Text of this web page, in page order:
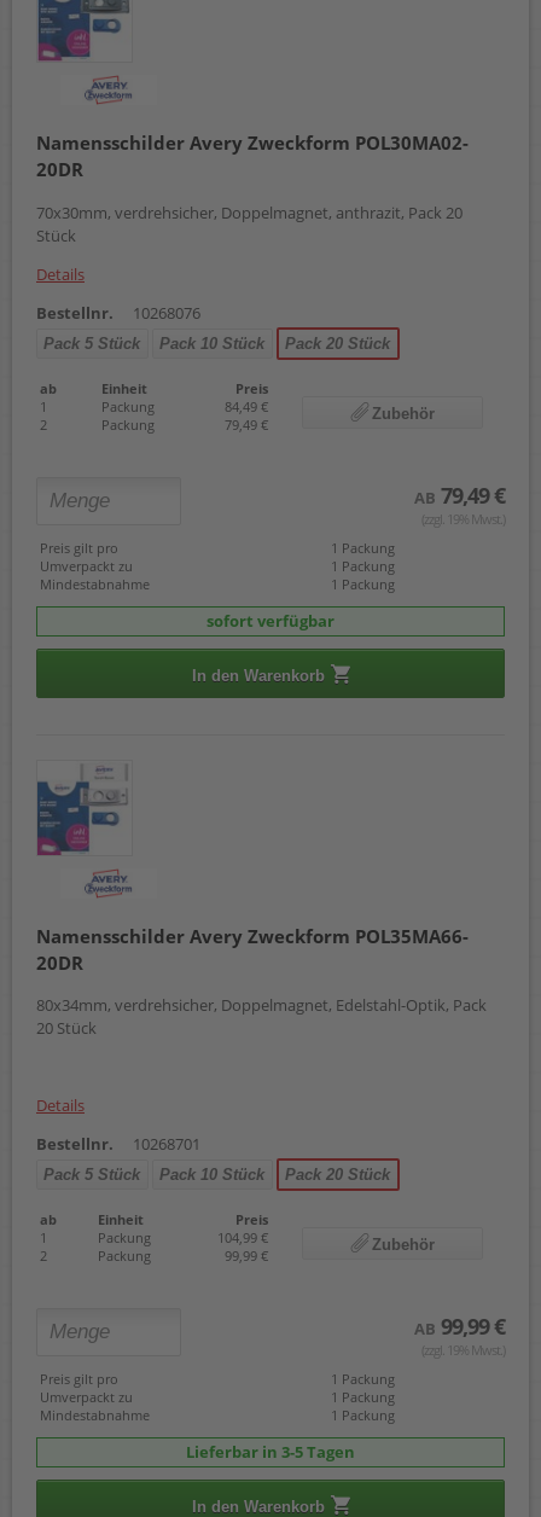
Namensschilder Avery Zweckform POL30MA02-
20DR
70x30mm, verdrehsicher, Doppelmagnet, anthrazit, Pack 20
Stück
Details
Bestellnr.
10268076
Pack 5 Stück Pack 10 Stück Pack 20 Stück
ab Einheit
Preis
1
Packung
84,49 €
2
Packung 79,49 €
Zubehör
AB 79,49 €
(zzgl. 19% Mwst.)
Preis gilt pro
1 Packung
Umverpackt zu
1 Packung
Mindestabnahme
1 Packung
sofort verfügbar
In den Warenkorb
Namensschilder Avery Zweckform POL35MA66-
20DR
80x34mm, verdrehsicher, Doppelmagnet, Edelstahl-Optik, Pack
20 Stück
Details
Bestellnr.
10268701
Pack 5 Stück Pack 10 Stück Pack 20 Stück
ab Einheit
Preis
1
Packung
104,99 €
2
Packung 99,99 €
Zubehör
AB 99,99 €
(zzgl. 19% Mwst.)
Preis gilt pro
1 Packung
Umverpackt zu
1 Packung
Mindestabnahme
1 Packung
Lieferbar in 3-5 Tagen
In den Warenkorb